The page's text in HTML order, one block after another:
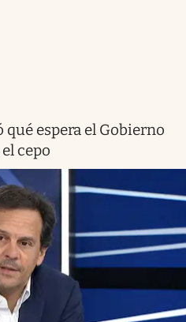
qué espera el Gobierno
cepo